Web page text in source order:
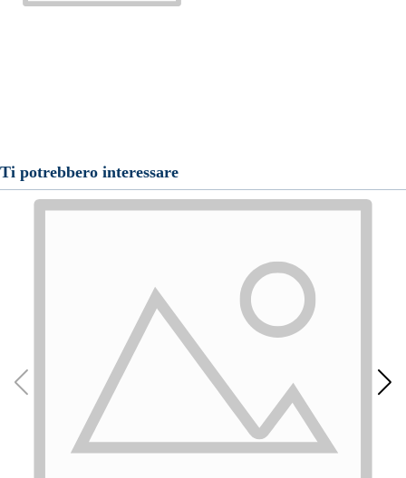
Ti potrebbero interessare